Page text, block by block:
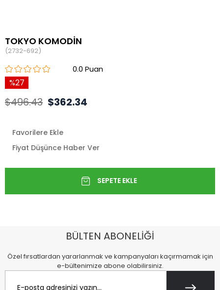
TOKYO KOMODİN
(2732-692)
0.0
27
$496.43 $362.34
Favorilere Ekle
Fiyat Düşünce Haber Ver
BÜLTEN ABONELİĞİ
Özel fırsatlardan yararlanmak ve kampanyaları kaçırmamak için
e-bültenimize abone olabilirsiniz.